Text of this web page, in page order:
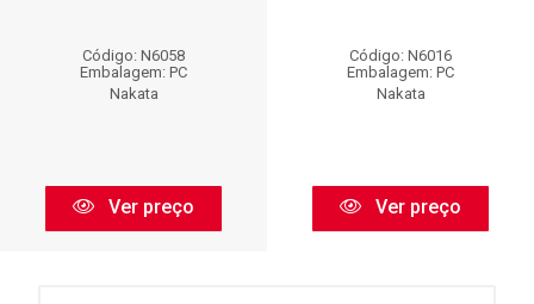
Código: N6058
Embalagem: PC
Nakata
Ver preço
Código: N6016
Embalagem: PC
Nakata
Ver preço